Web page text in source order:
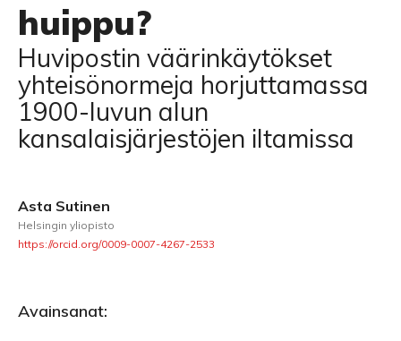
huippu?
Huvipostin väärinkäytökset
yhteisönormeja horjuttamassa
1900-luvun alun
kansalaisjärjestöjen iltamissa
Asta Sutinen
Helsingin yliopisto
https://orcid.org/0009-0007-4267-2533
Avainsanat: